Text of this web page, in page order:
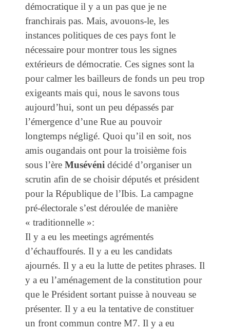
démocratique il y a un pas que je ne
franchirais pas. Mais, avouons-le, les
instances politiques de ces pays font le
nécessaire pour montrer tous les signes
extérieurs de démocratie. Ces signes sont la
pour calmer les bailleurs de fonds un peu trop
exigeants mais qui, nous le savons tous
aujourd’hui, sont un peu dépassés par
l’émergence d’une Rue au pouvoir
longtemps négligé. Quoi qu’il en soit, nos
amis ougandais ont pour la troisième fois
sous l’ère Musévéni décidé d’organiser un
scrutin afin de se choisir députés et président
pour la République de l’Ibis. La campagne
pré-électorale s’est déroulée de manière
« traditionnelle »:
Il y a eu les meetings agrémentés
d’échauffourés. Il y a eu les candidats
ajournés. Il y a eu la lutte de petites phrases. Il
y a eu l’aménagement de la constitution pour
que le Président sortant puisse à nouveau se
présenter. Il y a eu la tentative de constituer
un front commun contre M7. Il y a eu